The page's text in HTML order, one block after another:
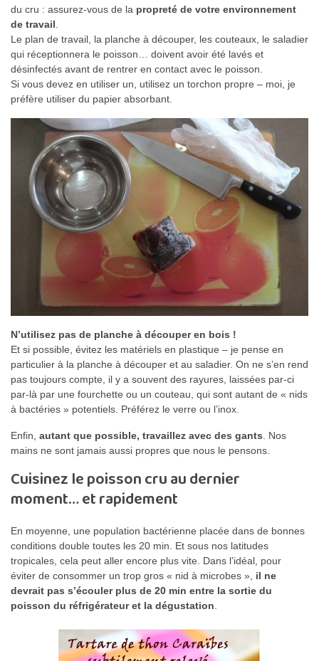
du cru : assurez-vous de la propreté de votre environnement
de travail
Le plan de travail, la planche à découper, les couteaux, le saladier
qui réceptionnera le poisson… doivent avoir été lavés et
désinfectés avant de rentrer en contact avec le poisson.
Si vous devez en utiliser un, utilisez un torchon propre – moi, je
préfère utiliser du papier absorbant.
N’utilisez pas de planche à découper en bois !
Et si possible, évitez les matériels en plastique – je pense en
particulier à la planche à découper et au saladier. On ne s’en rend
pas toujours compte, il y a souvent des rayures, laissées par-ci
par-là par une fourchette ou un couteau, qui sont autant de « nids
à bactéries » potentiels. Préférez le verre ou l’inox.
Enfin, autant que possible, travaillez avec des gants. Nos
mains ne sont jamais aussi propres que nous le pensons.
Cuisinez le poisson cru au dernier
moment… et rapidement
En moyenne, une population bactérienne placée dans de bonnes
conditions double toutes les 20 min. Et sous nos latitudes
tropicales, cela peut aller encore plus vite. Dans l’idéal, pour
éviter de consommer un trop gros « nid à microbes », il ne
devrait pas s’écouler plus de 20 min entre la sortie du
poisson du réfrigérateur et la dégustation.